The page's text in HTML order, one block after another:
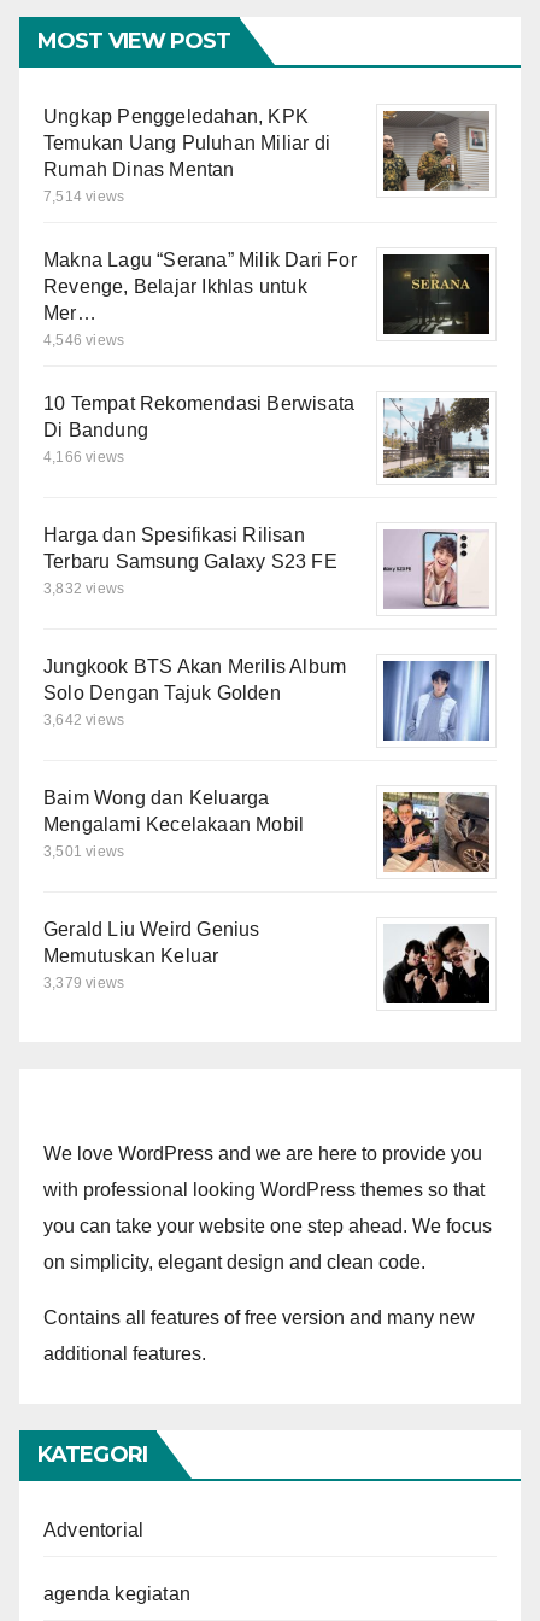
MOST VIEW POST
Ungkap Penggeledahan, KPK
Temukan Uang Puluhan Miliar di
Rumah Dinas Mentan
7,514 views
Makna Lagu “Serana” Milik Dari For
Revenge, Belajar Ikhlas untuk
Mer…
4,546 views
10 Tempat Rekomendasi Berwisata
Di Bandung
4,166 views
Harga dan Spesifikasi Rilisan
Terbaru Samsung Galaxy S23 FE
3,832 views
Jungkook BTS Akan Merilis Album
Solo Dengan Tajuk Golden
3,642 views
Baim Wong dan Keluarga
Mengalami Kecelakaan Mobil
3,501 views
Gerald Liu Weird Genius
Memutuskan Keluar
3,379 views
We love WordPress and we are here to provide you
with professional looking WordPress themes so that
you can take your website one step ahead. We focus
on simplicity, elegant design and clean code.
Contains all features of free version and many new
additional features.
KATEGORI
Adventorial
agenda kegiatan